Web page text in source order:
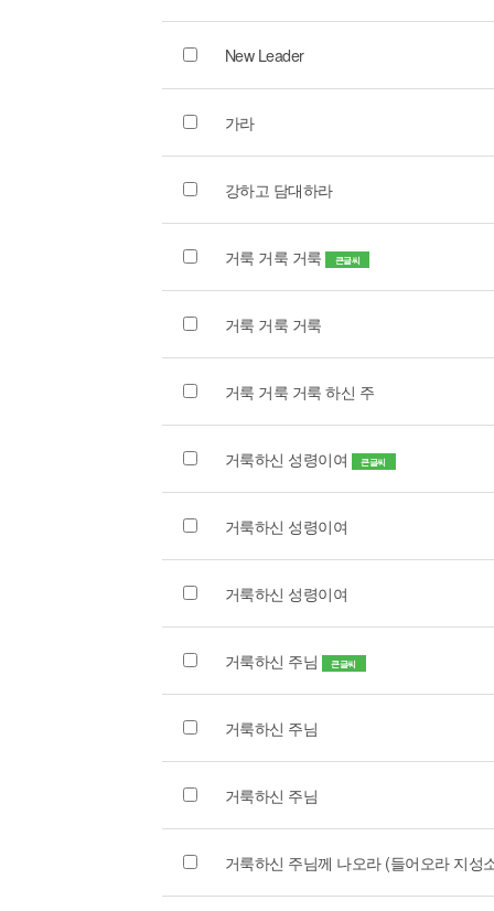
New Leader
가라
강하고 담대하라
거룩 거룩 거룩 큰글씨
거룩 거룩 거룩
거룩 거룩 거룩 하신 주
거룩하신 성령이여 큰글씨
거룩하신 성령이여
거룩하신 성령이여
거룩하신 주님 큰글씨
거룩하신 주님
거룩하신 주님
거룩하신 주님께 나오라 (들어오라 지성